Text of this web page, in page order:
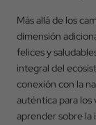
Salida
Ocupación
Más allá de los
dimensión
felices y
integral del
conexión con la
auténtica para los
aprender sobre la